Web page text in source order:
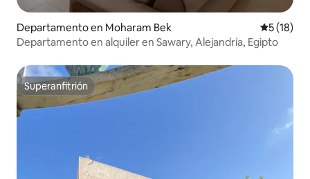
Departamento en Moharam Bek
5 (18)
Departamento en alquiler en Sawary, Alejandría, Egipto
Superanfitrión
Superanfitrión